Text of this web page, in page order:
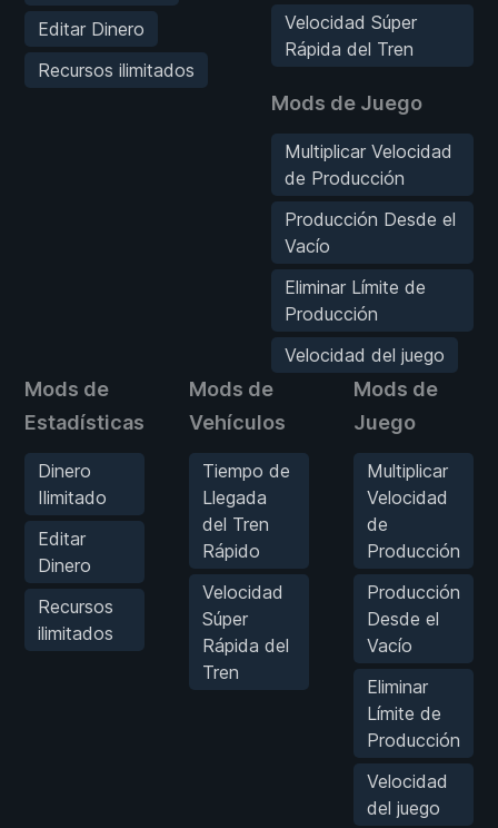
Editar Dinero
Recursos ilimitados
Velocidad Súper
Rápida del Tren
Mods de Juego
Multiplicar Velocidad
de Producción
Producción Desde el
Vacío
Eliminar Límite de
Producción
Velocidad del juego
Mods de
Estadísticas
Dinero
Ilimitado
Editar
Dinero
Recursos
ilimitados
Mods de
Vehículos
Tiempo de
Llegada
del Tren
Rápido
Velocidad
Súper
Rápida del
Tren
Mods de
Juego
Multiplicar
Velocidad
de
Producción
Producción
Desde el
Vacío
Eliminar
Límite de
Producción
Velocidad
del juego